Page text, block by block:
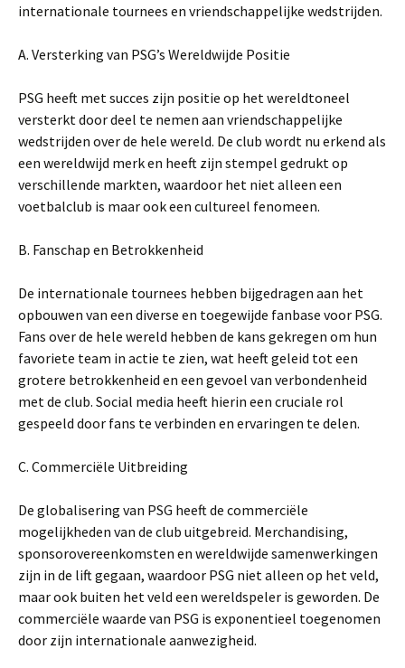
internationale tournees en vriendschappelijke wedstrijden.
A. Versterking van PSG’s Wereldwijde Positie
PSG heeft met succes zijn positie op het wereldtoneel
versterkt door deel te nemen aan vriendschappelijke
wedstrijden over de hele wereld. De club wordt nu erkend als
een wereldwijd merk en heeft zijn stempel gedrukt op
verschillende markten, waardoor het niet alleen een
voetbalclub is maar ook een cultureel fenomeen.
B. Fanschap en Betrokkenheid
De internationale tournees hebben bijgedragen aan het
opbouwen van een diverse en toegewijde fanbase voor PSG.
Fans over de hele wereld hebben de kans gekregen om hun
favoriete team in actie te zien, wat heeft geleid tot een
grotere betrokkenheid en een gevoel van verbondenheid
met de club. Social media heeft hierin een cruciale rol
gespeeld door fans te verbinden en ervaringen te delen.
C. Commerciële Uitbreiding
De globalisering van PSG heeft de commerciële
mogelijkheden van de club uitgebreid. Merchandising,
sponsorovereenkomsten en wereldwijde samenwerkingen
zijn in de lift gegaan, waardoor PSG niet alleen op het veld,
maar ook buiten het veld een wereldspeler is geworden. De
commerciële waarde van PSG is exponentieel toegenomen
door zijn internationale aanwezigheid.